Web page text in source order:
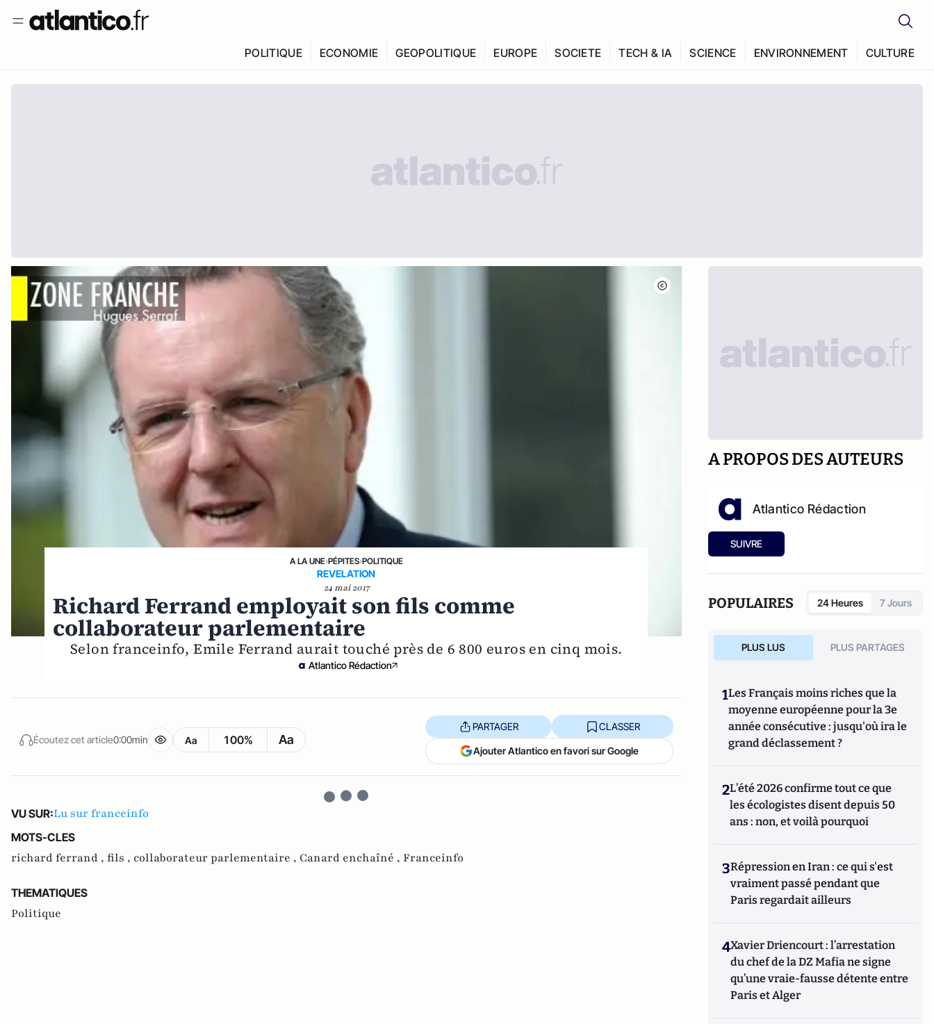
POLITIQUE ECONOMIE GEOPOLITIQUE EUROPE SOCIETE TECH & IA SCIENCE ENVIRONNEMENT CULTURE
A LA UNE›PÉPITES›POLITIQUE
REVELATION
24 mai 2017
Richard Ferrand employait son fils comme
collaborateur parlementaire
Selon franceinfo, Emile Ferrand aurait touché près de 6 800 euros en cinq mois.
Atlantico Rédaction
Écoutez cet article0:00min Aa 100% Aa
PARTAGER CLASSER
Ajouter Atlantico en favori sur Google
VU SUR:Lu sur franceinfo
MOTS-CLES
richard ferrand , fils , collaborateur parlementaire , Canard enchaîné , Franceinfo
THEMATIQUES
Politique
A PROPOS DES AUTEURS
Atlantico Rédaction
SUIVRE
POPULAIRES 24 Heures 7 Jours
PLUS LUS PLUS PARTAGES
1Les Français moins riches que la
moyenne européenne pour la 3e
année consécutive : jusqu'où ira le
grand déclassement ?
2L’été 2026 confirme tout ce que
les écologistes disent depuis 50
ans : non, et voilà pourquoi
3Répression en Iran : ce qui s'est
vraiment passé pendant que
Paris regardait ailleurs
4Xavier Driencourt : l’arrestation
du chef de la DZ Mafia ne signe
qu’une vraie-fausse détente entre
Paris et Alger